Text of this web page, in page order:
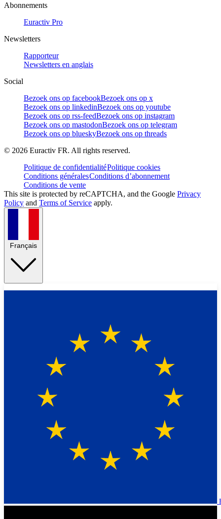
Abonnements
Euractiv Pro
Newsletters
Rapporteur
Newsletters en anglais
Social
Bezoek ons op facebookBezoek ons op x
Bezoek ons op linkedinBezoek ons op youtube
Bezoek ons op rss-feedBezoek ons op instagram
Bezoek ons op mastodonBezoek ons op telegram
Bezoek ons op blueskyBezoek ons op threads
© 2026 Euractiv FR. All rights reserved.
Politique de confidentialitéPolitique cookies
Conditions généralesConditions d’abonnement
Conditions de vente
This site is protected by reCAPTCHA, and the Google Privacy
Policy and Terms of Service apply.
Français